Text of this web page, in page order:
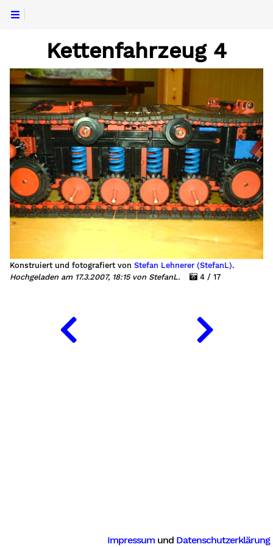
Kettenfahrzeug 4
Konstruiert und fotografiert von Stefan Lehnerer (StefanL).
Hochgeladen am 17.3.2007, 18:15 von StefanL.
4 / 17
Impressum und Datenschutzerklärung